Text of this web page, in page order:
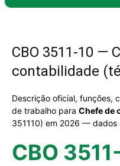
CBO 3511-10 —
contabilidade
Descrição oficial, funções,
de trabalho para Chefe de
351110) em 2026 — dados
CBO